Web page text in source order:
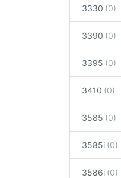
3330
3390
3395
3410
3585
3585i
3586i